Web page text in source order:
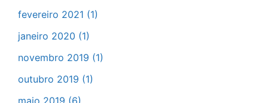
fevereiro 2021 (1)
janeiro 2020 (1)
novembro 2019 (1)
outubro 2019 (1)